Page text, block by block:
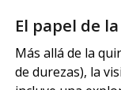
El papel de
Más allá de la
de durezas), la